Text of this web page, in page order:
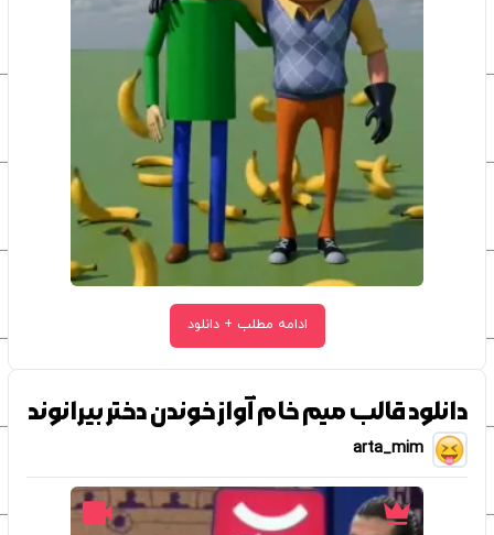
ادامه مطلب + دانلود
دانلود قالب میم خام آواز خوندن دختر بیرانوند
arta_mim